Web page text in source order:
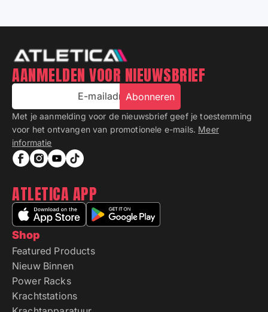
Shop
Featured Products
Nieuw Binnen
Power Racks
Krachtstations
AANMELDEN VOOR NIEUWSBRIEF
E-mailadresAbonneren
Met je aanmelding voor de nieuwsbrief geef je toestemming
voor het ontvangen van promotionele e-mails. Meer
informatie
ATLETICA APP